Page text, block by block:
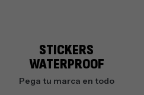
STICKERS
WATERPROOF
Pega tu marca en todo